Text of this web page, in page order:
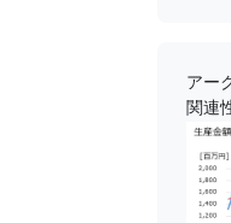
アー
関連